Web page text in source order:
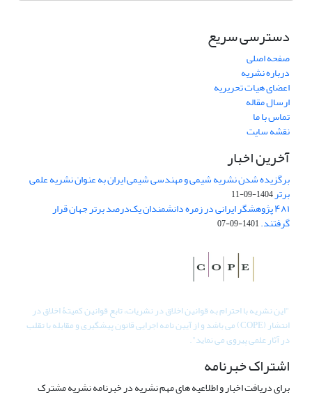
دسترسی سریع
صفحه اصلی
درباره نشریه
اعضای هیات تحریریه
ارسال مقاله
تماس با ما
نقشه سایت
آخرین اخبار
برگزیده شدن نشریه شیمی و مهندسی شیمی ایران به عنوان نشریه علمی
برتر1404-09-11
۴۸۱ پژوهشگر ایرانی در زمره دانشمندان یک‌درصد برتر جهان قرار
گرفتند.1401-09-07
"این نشریه با احترام به قوانین اخلاق در نشریات، تابع قوانین کمیتۀ اخلاق در
انتشار (COPE) می باشد و از آیین نامه اجرایی قانون پیشگیری و مقابله با تقلب
در آثار علمی پیروی می نماید".
اشتراک خبرنامه
برای دریافت اخبار و اطلاعیه های مهم نشریه در خبرنامه نشریه مشترک